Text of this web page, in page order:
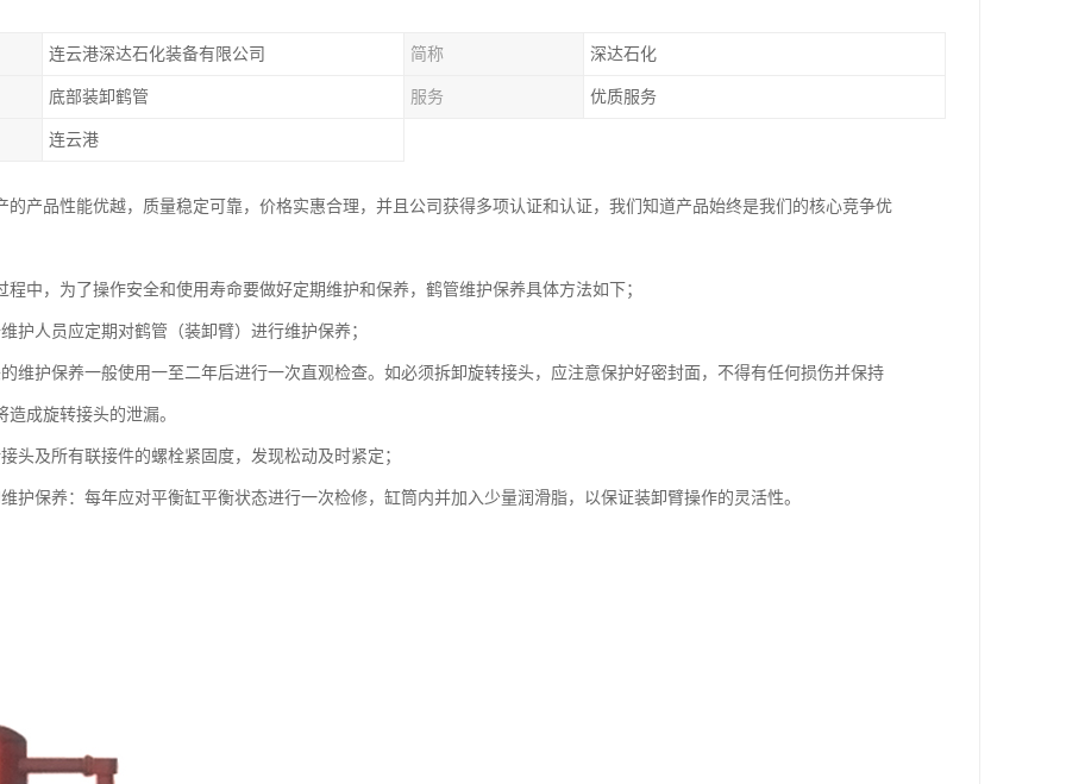
连云港深达石化装备有限公司 简称 深达石化
底部装卸鹤管 服务 优质服务
连云港
的产品性能优越，质量稳定可靠，价格实惠合理，并且公司获得多项认证和认证，我们知道产品始终是我们的核心竞争优
程中，为了操作安全和使用寿命要做好定期维护和保养，鹤管维护保养具体方法如下；
护人员应定期对鹤管（装卸臂）进行维护保养；
维护保养一般使用一至二年后进行一次直观检查。如必须拆卸旋转接头，应注意保护好密封面，不得有任何损伤并保持
造成旋转接头的泄漏。
头及所有联接件的螺栓紧固度，发现松动及时紧定；
护保养：每年应对平衡缸平衡状态进行一次检修，缸筒内并加入少量润滑脂，以保证装卸臂操作的灵活性。